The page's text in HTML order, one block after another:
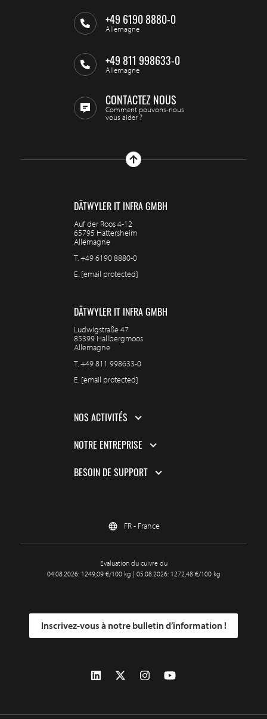
+49 6190 8880-0
Allemagne
+49 811 998633-0
Allemagne
CONTACTEZ NOUS
Comment pouvons-nous
vous aider ?
DÄTWYLER IT INFRA GMBH
Auf der Roos 4-12
65795 Hattersheim
Allemagne
T.+49 6190 8880-0
E. [email protected]
DÄTWYLER IT INFRA GMBH
Ludwigstraße 47
85399 Hallbergmoos
Allemagne
T.+49 811 998633-0
E. [email protected]
NOS ACTIVITÉS
NOTRE ENTREPRISE
BESOIN DE SUPPORT
FR - France
Évaluation du cuivre du
04.08.2026: 1249,09 €/100 kg | 05.08.2026: 1272,48 €/100 kg
Inscrivez-vous à notre bulletin d’information !